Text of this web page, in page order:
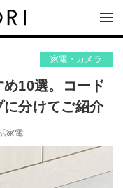
家電・カメラ
10選。コード
に分けてご紹介
家電